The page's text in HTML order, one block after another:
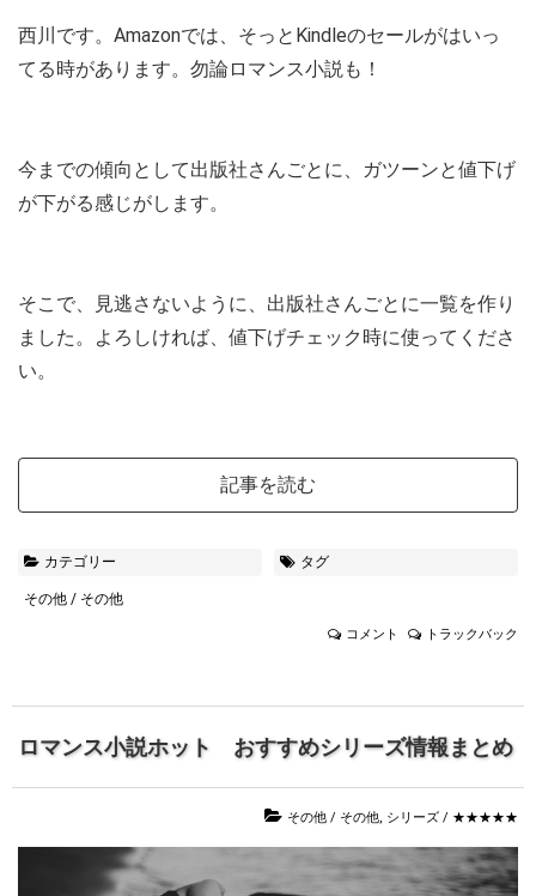
西川です。Amazonでは、そっとKindleのセールがはいっ
てる時があります。勿論ロマンス小説も！
今までの傾向として出版社さんごとに、ガツーンと値下げ
が下がる感じがします。
そこで、見逃さないように、出版社さんごとに一覧を作り
ました。よろしければ、値下げチェック時に使ってくださ
い。
記事を読む
カテゴリー
その他 / その他
タグ
コメント トラックバック
ロマンス小説ホット おすすめシリーズ情報まとめ
その他 / その他, シリーズ / ★★★★★